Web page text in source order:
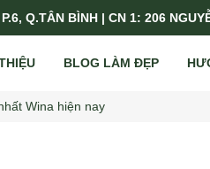
Q.TÂN BÌNH | CN 1: 206
BLOG LÀM ĐẸP
Wina hiện nay